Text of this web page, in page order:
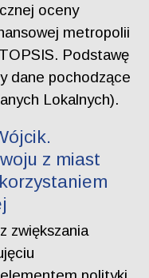
oceny
metropolii
Podstawę
dane pochodzące
Lokalnych).
z miast
zwiększania